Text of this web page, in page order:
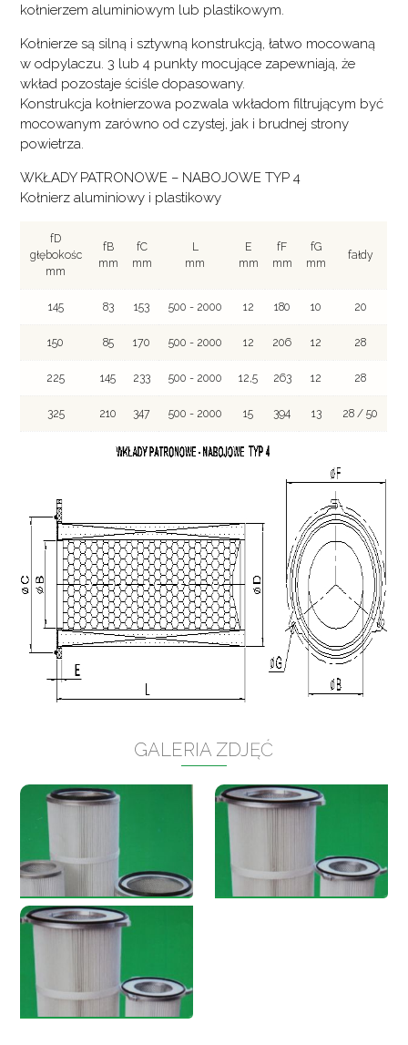
kołnierzem aluminiowym lub plastikowym.
Kołnierze są silną i sztywną konstrukcją, łatwo mocowaną
w odpylaczu. 3 lub 4 punkty mocujące zapewniają, że
wkład pozostaje ściśle dopasowany.
Konstrukcja kołnierzowa pozwala wkładom filtrującym być
mocowanym zarówno od czystej, jak i brudnej strony
powietrza.
WKŁADY PATRONOWE – NABOJOWE TYP 4
Kołnierz aluminiowy i plastikowy
fD
głębokośc
mm
fB
mm
fC
mm
L
mm
E
mm
fF
mm
fG
mm
fałdy
145 83 153 500 - 2000 12 180 10 20
150 85 170 500 - 2000 12 206 12 28
225 145 233 500 - 2000 12,5 263 12 28
325 210 347 500 - 2000 15 394 13 28 / 50
GALERIA ZDJĘĆ